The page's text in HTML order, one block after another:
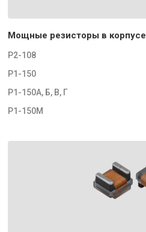
Мощные резисторы в корпусе
Р2-108
Р1-150
Р1-150А, Б, В, Г
Р1-150М